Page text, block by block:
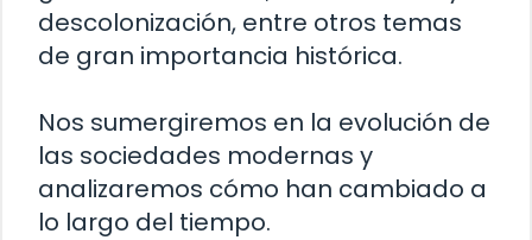
descolonización, entre otros temas
de gran importancia histórica.
Nos sumergiremos en la evolución de
las sociedades modernas y
analizaremos cómo han cambiado a
lo largo del tiempo.